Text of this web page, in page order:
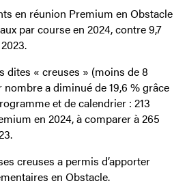
en réunion Premium en Obstacle
par course en 2024, contre 9,7
dites « creuses » (moins de 8
a diminué de 19,6 % grâce
et de calendrier : 213
en 2024, à comparer à 265
creuses a permis d’apporter
en Obstacle.